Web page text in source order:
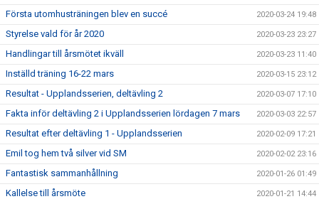
Första utomhusträningen blev en succé 2020-03-24 19:48
Styrelse vald för år 2020 2020-03-23 23:27
Handlingar till årsmötet ikväll 2020-03-23 11:40
Inställd träning 16-22 mars 2020-03-15 23:12
Resultat - Upplandsserien, deltävling 2 2020-03-07 17:10
Fakta inför deltävling 2 i Upplandsserien lördagen 7 mars 2020-03-03 22:57
Resultat efter deltävling 1 - Upplandsserien 2020-02-09 17:21
Emil tog hem två silver vid SM 2020-02-02 23:16
Fantastisk sammanhållning 2020-01-26 01:49
Kallelse till årsmöte 2020-01-21 14:44